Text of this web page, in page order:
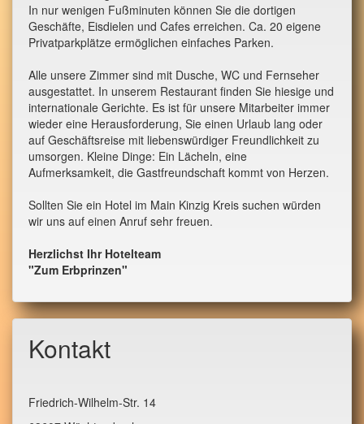
In nur wenigen Fußminuten können Sie die dortigen
Geschäfte, Eisdielen und Cafes erreichen. Ca. 20 eigene
Privatparkplätze ermöglichen einfaches Parken.
Alle unsere Zimmer sind mit Dusche, WC und Fernseher
ausgestattet. In unserem Restaurant finden Sie hiesige und
internationale Gerichte. Es ist für unsere Mitarbeiter immer
wieder eine Herausforderung, Sie einen Urlaub lang oder
auf Geschäftsreise mit liebenswürdiger Freundlichkeit zu
umsorgen. Kleine Dinge: Ein Lächeln, eine
Aufmerksamkeit, die Gastfreundschaft kommt von Herzen.
Sollten Sie ein Hotel im Main Kinzig Kreis suchen würden
wir uns auf einen Anruf sehr freuen.
Herzlichst Ihr Hotelteam
"Zum Erbprinzen"
Kontakt
Friedrich-Wilhelm-Str. 14